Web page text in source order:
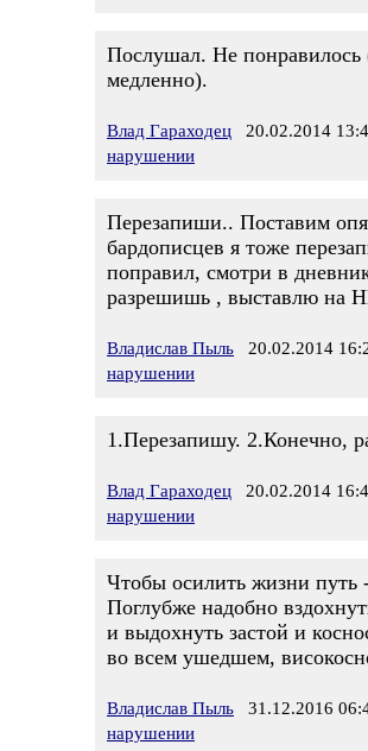
Послушал. Не
медленно).
Влад Гараходец 20.02.2014
нарушении
Перезапиши.. Поставим
бардописцев я тоже
поправил, смотри в
разрешишь , выставлю на
Владислав Пыль 20.02.2014
нарушении
1.Перезапишу. 2.Конечно,
Влад Гараходец 20.02.2014
нарушении
Чтобы осилить жизни путь
Поглубже надобно
и выдохнуть застой и
во всем ушедшем,
Владислав Пыль 31.12.2016
нарушении